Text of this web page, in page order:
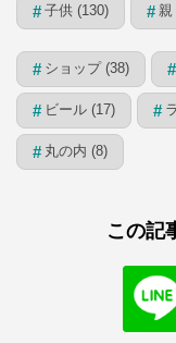
# 子供 (130) # 親
# ショップ (38) #
# ビール (17) #
# 丸の内 (8)
この記